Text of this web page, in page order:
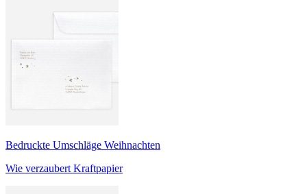
Bedruckte Umschläge Weihnachten
Wie verzaubert Kraftpapier